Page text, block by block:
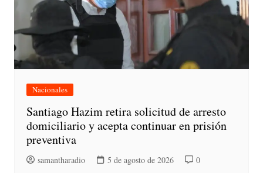
Nacionales
Santiago Hazim retira solicitud de arresto
domiciliario y acepta continuar en prisión
preventiva
samantharadio 5 de agosto de 2026 0